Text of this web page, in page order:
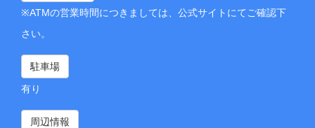
※ATMの営業時間につきましては、公式サイトにてご確認下
さい。
駐車場
有り
周辺情報